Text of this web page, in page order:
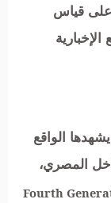
على قياس
الواقع
المصري،
Fourth